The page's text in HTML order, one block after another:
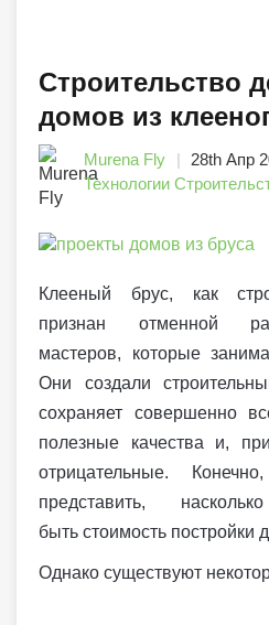
Строительство
домов из
Murena Fly
28th Апр
Технологии
Клееный брус, как
признан отменной
мастеров, которые
Они создали
сохраняет совершенно
полезные качества и,
отрицательные.
представить,
быть стоимость постройки
Однако существуют